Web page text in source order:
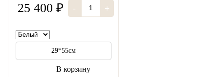
25 400 ₽ - +
29*55см
В корзину